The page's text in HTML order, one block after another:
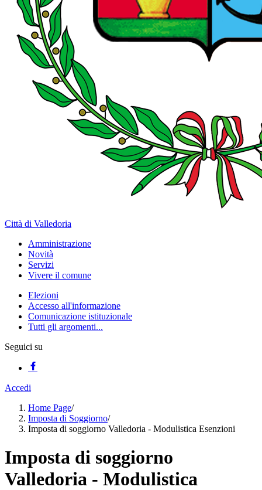
Città di Valledoria
Amministrazione
Novità
Servizi
Vivere il comune
Elezioni
Accesso all'informazione
Comunicazione istituzionale
Tutti gli argomenti...
Seguici su
Accedi
Home Page/
Imposta di Soggiorno/
Imposta di soggiorno Valledoria - Modulistica Esenzioni
Imposta di soggiorno
Valledoria - Modulistica